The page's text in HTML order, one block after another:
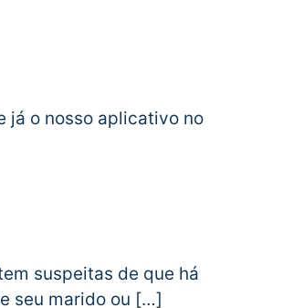
já o nosso aplicativo no
suspeitas de que há
seu marido ou […]